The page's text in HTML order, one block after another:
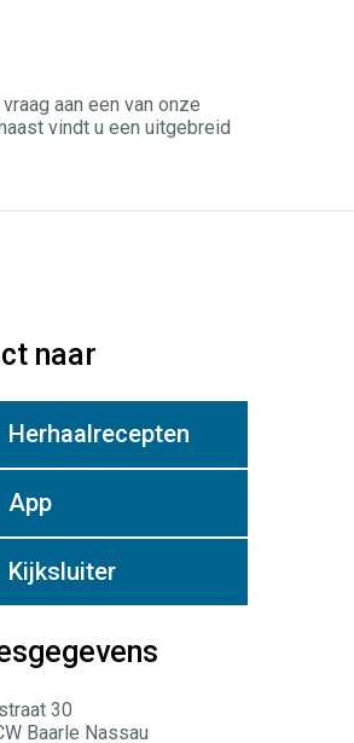
aan een van onze
vindt u een uitgebreid
naar
Herhaalrecepten
App
Kijksluiter
30
Baarle Nassau